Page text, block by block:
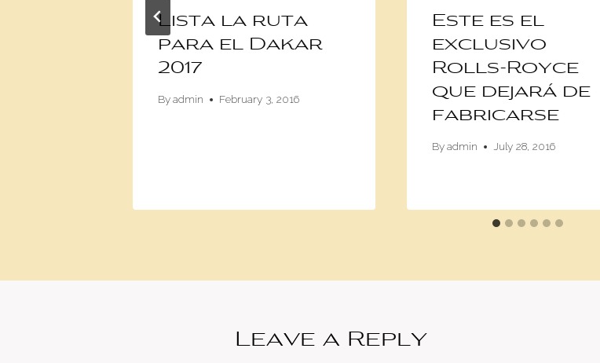
Lista la ruta
para el Dakar
2017
Byadmin February 3, 2016
Este es el
exclusivo
Rolls-Royce
que dejará de
fabricarse
By admin July 28, 2016
Leave a Reply